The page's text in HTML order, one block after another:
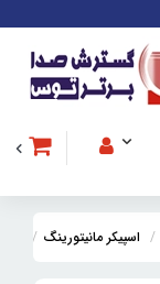
اسپیکر مانیتورینگ